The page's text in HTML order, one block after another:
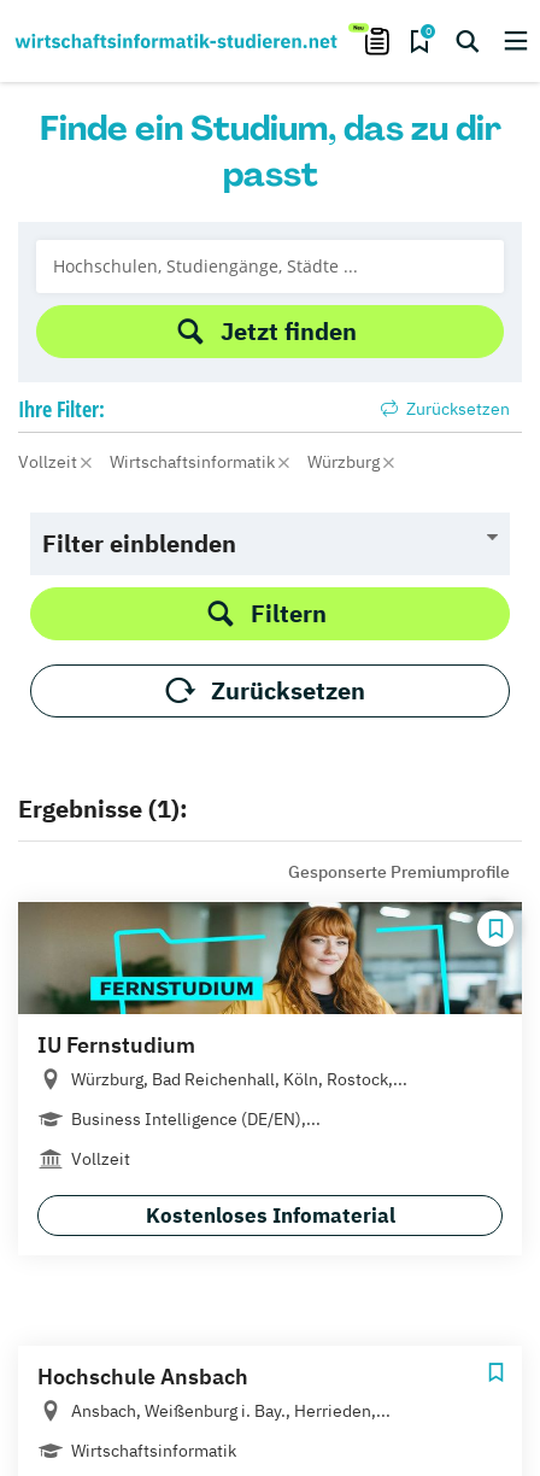
0
Finde ein Studium, das zu dir
passt
Jetzt finden
Ihre Filter: Zurücksetzen
Vollzeit Wirtschaftsinformatik Würzburg
Filter einblenden
Filtern
Zurücksetzen
Ergebnisse (1):
Gesponserte Premiumprofile
IU Fernstudium
Würzburg, Bad Reichenhall, Köln, Rostock,...
Business Intelligence (DE/EN),...
Vollzeit
Kostenloses Infomaterial
Hochschule Ansbach
Ansbach, Weißenburg i. Bay., Herrieden,...
Wirtschaftsinformatik